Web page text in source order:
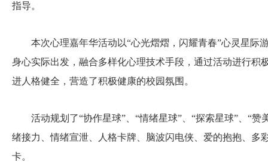
指导。
本次心理嘉年华活动以“心光熠熠，闪耀青春”心灵星际
身心实际出发，融合多样化心理技术手段，通过活动进行
进人格健全，营造了积极健康的校园氛围。
活动规划了“协作星球”、“情绪星球”、“探索星球”、“赞
绪接力、情绪宣泄、人格卡牌、脑波闪电侠、爱的抱抱、多
卡。